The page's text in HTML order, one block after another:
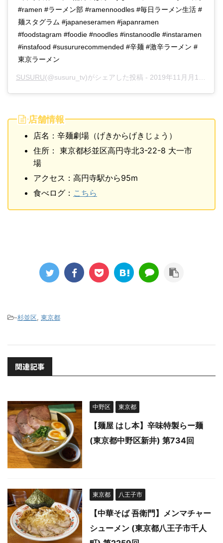
#ramen #ラーメン部 #ramennoodles #毎日ラーメン生活 #
麺スタグラム #japaneseramen #japanramen
#foodstagram #foodie #noodles #instanoodle #instaramen
#instafood #susururecommended #辛麺 #激辛ラーメン #
東京ラーメン
SUSURU(@susuru_tv)がシェアした投稿 - 2019年11月月14日午後4時52分PST
店舗情報
店名：辛麺劇場（げきからげきじょう）
住所： 東京都杉並区高円寺北3-22-8 大一市
場
アクセス：高円寺駅から95m
食べログ： こちら
-杉並区, 東京都
関連記事
中野区 東京都
【麺屋 はし本】辛味特製らー麺
(東京都中野区新井) 第734回
東京都 八王子市
【中華そば 吾衛門】メンマチャー
シューメン (東京都八王子市千人